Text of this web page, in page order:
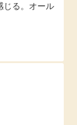
じる。オール